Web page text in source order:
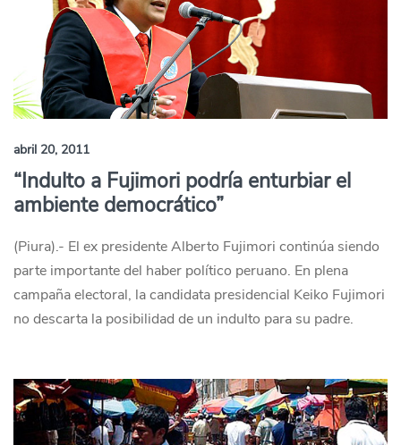
abril 20, 2011
“Indulto a Fujimori podría enturbiar el
ambiente democrático”
(Piura).- El ex presidente Alberto Fujimori continúa siendo
parte importante del haber político peruano. En plena
campaña electoral, la candidata presidencial Keiko Fujimori
no descarta la posibilidad de un indulto para su padre.